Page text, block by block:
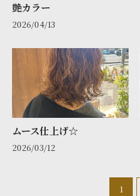
艶カラー
2026/04/13
ムース仕上げ☆
2026/03/12
1